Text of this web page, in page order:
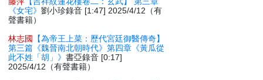
《女宅》劉小珍錄音 [1:47] 2025/4/12（有
聲書籍）
林志國
【為帝王上菜：歷代宮廷御醫傳奇】
第三篇《魏晉南北朝時代》第四章《黃瓜從
此不姓「胡」》書亞錄音 [0:17]
2025/4/12（有聲書籍）